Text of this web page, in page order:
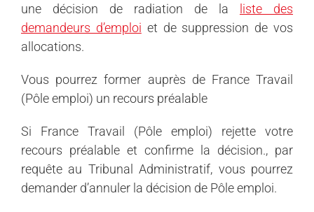
une décision de radiation de la
liste des
demandeurs d’emploi et de suppression de vos
allocations.
Vous pourrez former auprès de France Travail
(Pôle emploi) un recours préalable
Si France Travail (Pôle emploi) rejette votre
recours préalable et confirme la décision., par
requête au Tribunal Administratif, vous pourrez
demander d’annuler la décision de Pôle emploi.